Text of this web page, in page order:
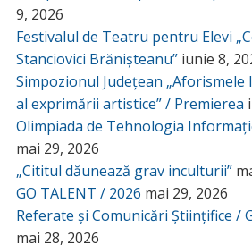
9, 2026
Festivalul de Teatru pentru Elevi
Stanciovici Brănișteanu” iunie 8,
Simpozionul Județean
al exprimării artistice” / Premierea
Olimpiada de Tehnologia
mai 29, 2026
„Cititul dăunează grav inculturii”
GO TALENT / 2026 mai 29, 2026
Referate și Comunicări Științifice /
mai 28, 2026